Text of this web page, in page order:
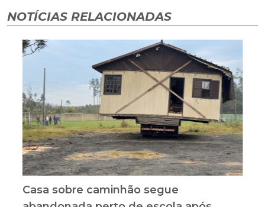
NOTÍCIAS RELACIONADAS
Casa sobre caminhão segue